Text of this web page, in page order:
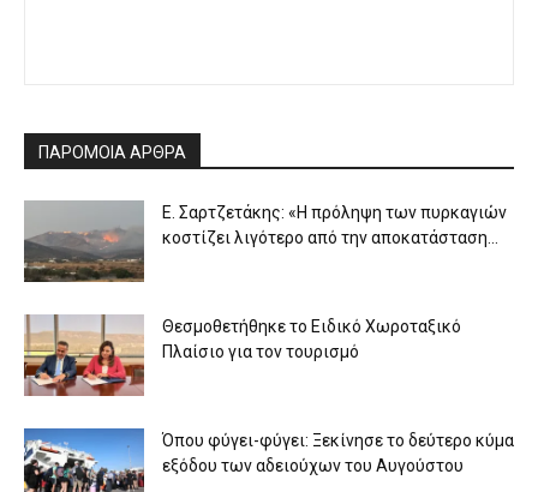
ΠΑΡΟΜΟΙΑ ΑΡΘΡΑ
Ε. Σαρτζετάκης: «Η πρόληψη των πυρκαγιών
κοστίζει λιγότερο από την αποκατάσταση...
Θεσμοθετήθηκε το Ειδικό Χωροταξικό
Πλαίσιο για τον τουρισμό
Όπου φύγει-φύγει: Ξεκίνησε το δεύτερο κύμα
εξόδου των αδειούχων του Αυγούστου